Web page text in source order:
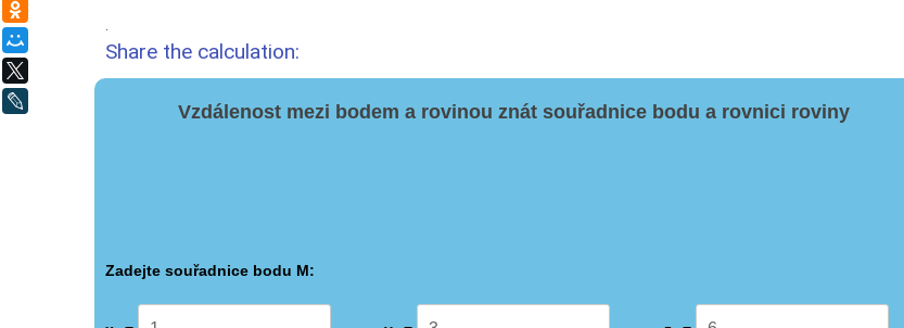
Share the calculation:
Vzdálenost mezi bodem a rovinou znát souřadnice bodu a rovnici roviny
Zadejte souřadnice bodu M: